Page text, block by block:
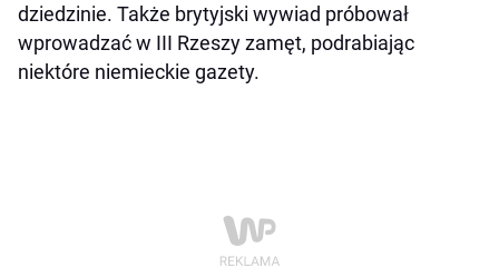
dziedzinie. Także brytyjski wywiad próbował
wprowadzać w III Rzeszy zamęt, podrabiając
niektóre niemieckie gazety.